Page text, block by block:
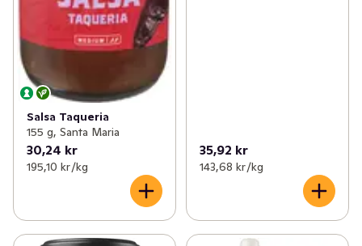
Salsa Taqueria
155 g, Santa Maria
30,24 kr
195,10 kr /kg
35,92 kr
143,68 kr /kg